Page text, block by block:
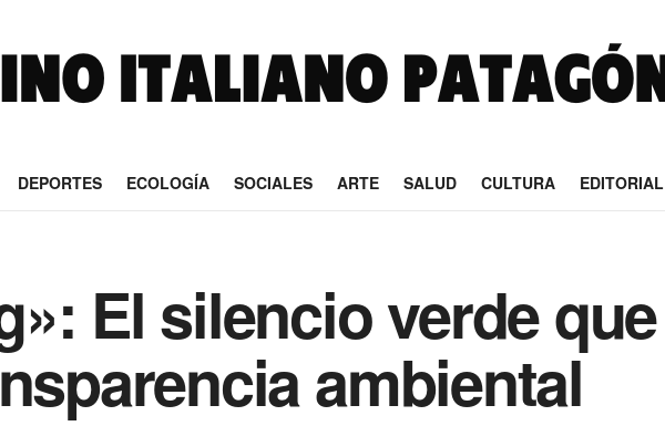
DEPORTES ECOLOGÍA SOCIALES ARTE SALUD CULTURA EDITORIAL
El silencio verde que
ambiental